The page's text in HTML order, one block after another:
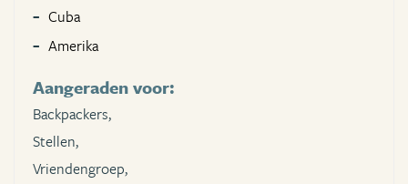
Cuba
Amerika
Aangeraden voor:
Backpackers,
Stellen,
Vriendengroep,